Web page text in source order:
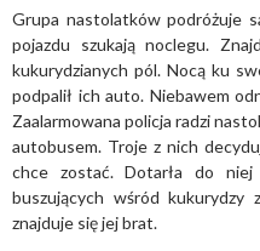
Grupa nastolatków podróżuje
pojazdu szukają noclegu.
kukurydzianych pól. Nocą ku
podpalił ich auto. Niebawem
Zaalarmowana policja radzi
autobusem. Troje z nich
chce zostać. Dotarła do
buszujących wśród kukurydzy
znajduje się jej brat.